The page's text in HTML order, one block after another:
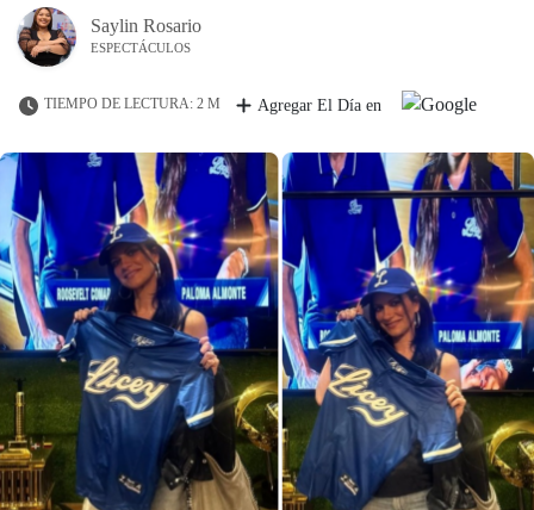
Saylin Rosario
ESPECTÁCULOS
TIEMPO DE LECTURA: 2 M Agregar El Día en